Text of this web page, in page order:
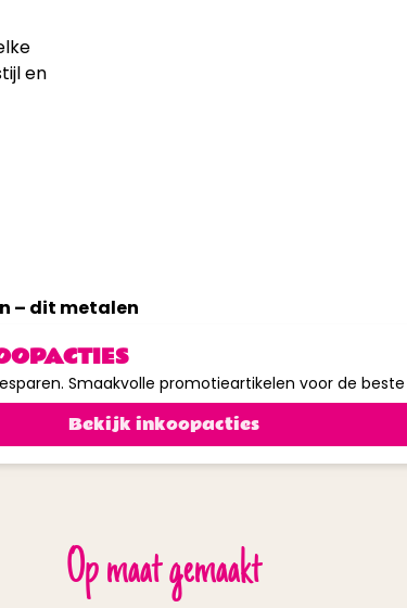
en
– dit metalen
Op maat gemaakt
Smaakvolle promotieartikelen voor de
Bekijk inkoopacties